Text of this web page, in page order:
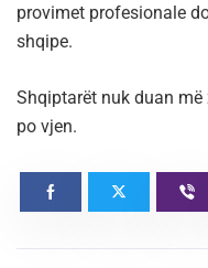
provimet profesionale
shqipe.
Shqiptarët nuk duan
po vjen.